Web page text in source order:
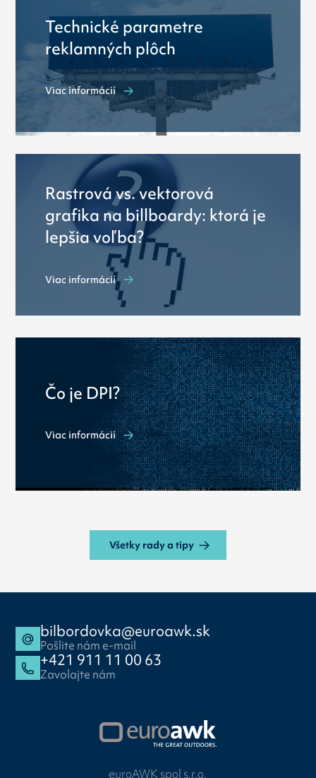
Technické parametre
reklamných plôch
Viac informácií
Rastrová vs. vektorová
grafika na billboardy: ktorá je
lepšia voľba?
Viac informácií
Čo je DPI?
Viac informácií
Všetky rady a tipy
bilbordovka@euroawk.sk
Pošlite nám e-mail
+421 911 11 00 63
Zavolajte nám
euroAWK spol s.r.o.